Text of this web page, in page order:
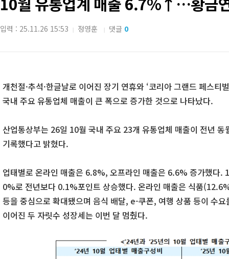
입력 : 25.11.26 15:53 | 정영훈 | 댓글 0
개천절·추석·한글날로 이어진 장기 연휴와 ‘코리아 그랜드 페스티
국내 주요 유통업체 매출이 큰 폭으로 증가한 것으로 나타났다.
산업통상부는 26일 10월 국내 주요 23개 유통업체 매출이 전년
기록했다고 밝혔다.
업태별로 온라인 매출은 6.8%, 오프라인 매출은 6.6% 증가했다.
0%로 전년보다 0.1%포인트 상승했다. 온라인 매출은 식품
등을 중심으로 확대됐으며 음식 배달, e-쿠폰, 여행 상품 등이 수
이어진 두 자릿수 성장세는 이번 달 멈췄다.